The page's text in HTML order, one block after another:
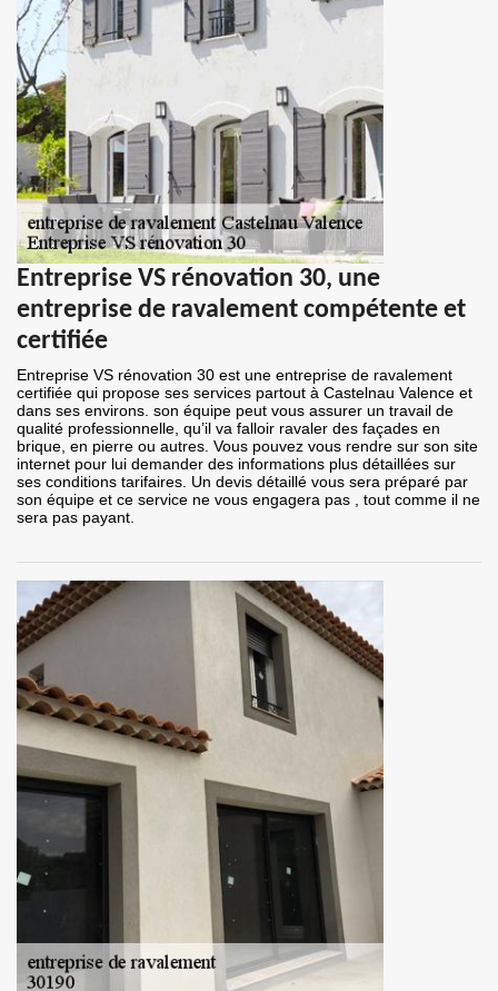
Entreprise VS rénovation 30, une
entreprise de ravalement compétente et
certifiée
Entreprise VS rénovation 30 est une entreprise de ravalement
certifiée qui propose ses services partout à Castelnau Valence et
dans ses environs. son équipe peut vous assurer un travail de
qualité professionnelle, qu’il va falloir ravaler des façades en
brique, en pierre ou autres. Vous pouvez vous rendre sur son site
internet pour lui demander des informations plus détaillées sur
ses conditions tarifaires. Un devis détaillé vous sera préparé par
son équipe et ce service ne vous engagera pas , tout comme il ne
sera pas payant.